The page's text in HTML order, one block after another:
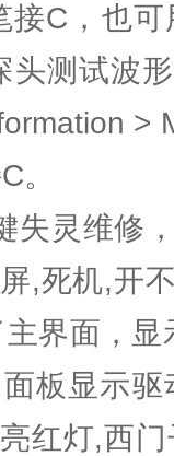
接C，也
头测试波
>
。
失灵维修
,死机,开
界面，
板显示
红灯,西